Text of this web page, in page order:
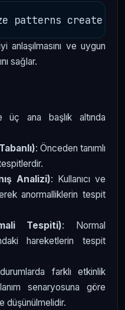
anlaşılmasını ve uygun
sağlar.
üç ana başlık altında
: Önceden tanımlı
Analizi): Kullanıcı ve
anormalliklerin tespit
Tespiti): Normal
hareketlerin tespit
farklı etkinlik
senaryosuna göre
düşünülmelidir.